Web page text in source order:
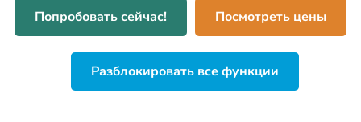
Попробовать сейчас! Посмотреть цены
Разблокировать все функции